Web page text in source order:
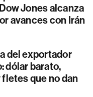
Jones alcanza
avances con Irán
del exportador
dólar barato,
que no dan